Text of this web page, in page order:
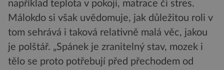
například teplota v pokoji, matrace či stres.
Málokdo si však uvědomuje, jak důležitou roli v
tom sehrává i taková relativně malá věc, jakou
je polštář. „Spánek je zranitelný stav, mozek i
tělo se proto potřebují před přechodem od